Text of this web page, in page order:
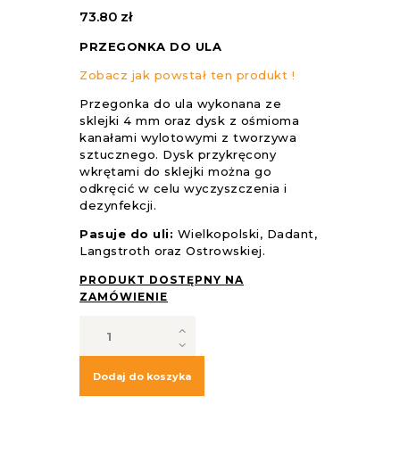
73.80 zł
PRZEGONKA DO ULA
Zobacz jak powstał ten produkt !
Przegonka do ula wykonana ze
sklejki 4 mm oraz dysk z ośmioma
kanałami wylotowymi z tworzywa
sztucznego. Dysk przykręcony
wkrętami do sklejki można go
odkręcić w celu wyczyszczenia i
dezynfekcji.
Pasuje do uli: Wielkopolski, Dadant,
Langstroth oraz Ostrowskiej.
PRODUKT DOSTĘPNY NA
ZAMÓWIENIE
Przegonka
do
ulaDodaj do koszyka